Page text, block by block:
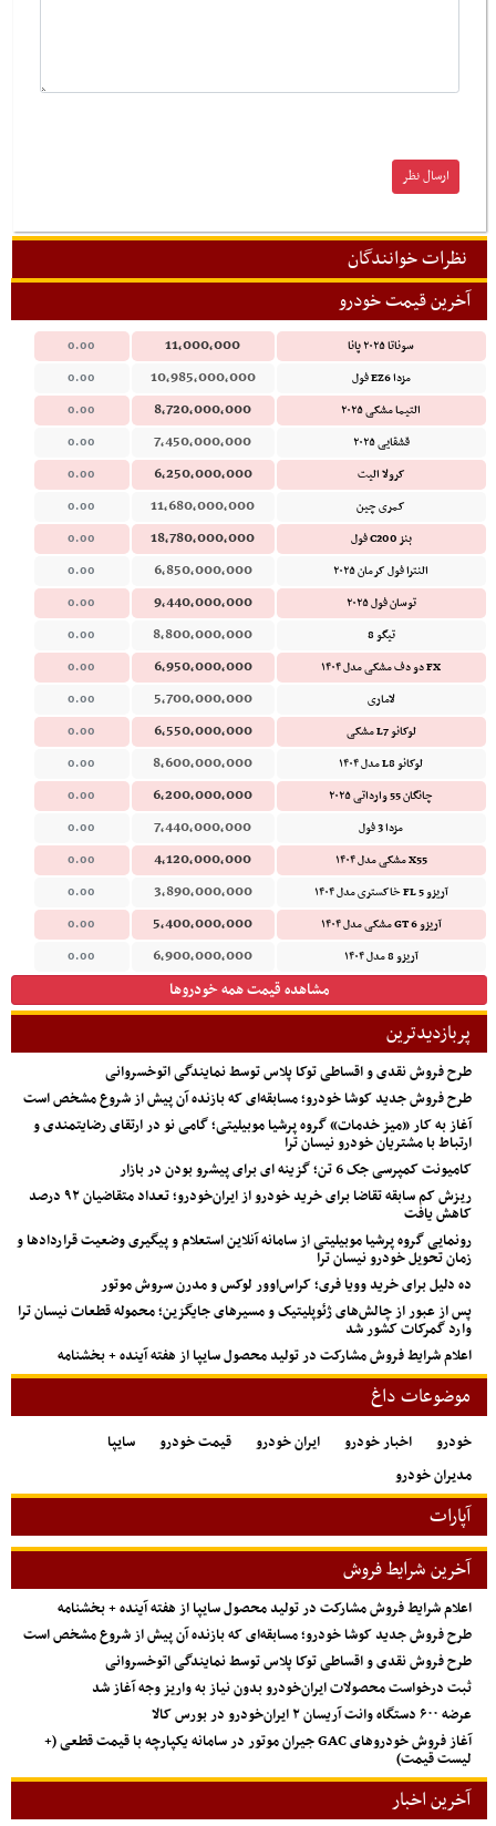
نظرات خوانندگان
آخرین قیمت خودرو
سوناتا ۲۰۲۵ پانا 11,000,000
0.00
مزدا EZ6 فول
10,985,000,000
0.00
التیما مشکی ۲۰۲۵
8,720,000,000
0.00
قشقایی ۲۰۲۵
7,450,000,000
0.00
کرولا الیت
6,250,000,000
0.00
کمری چین
11,680,000,000
0.00
بنز C200 فول
18,780,000,000
0.00
النترا فول کرمان ۲۰۲۵
6,850,000,000
0.00
توسان فول ۲۰۲۵
9,440,000,000
0.00
تیگو 8
8,800,000,000
0.00
FX دو دف مشکی مدل ۱۴۰۴
6,950,000,000
0.00
لاماری
5,700,000,000
0.00
لوکانو L7 مشکی
6,550,000,000
0.00
لوکانو L8 مدل ۱۴۰۴
8,600,000,000
0.00
چانگان 55 وارداتی ۲۰۲۵
6,200,000,000
0.00
مزدا 3 فول
7,440,000,000
0.00
X55 مشکی مدل ۱۴۰۴
4,120,000,000
0.00
آریزو 5 FL خاکستری مدل ۱۴۰۴
3,890,000,000
0.00
آریزو 6 GT مشکی مدل ۱۴۰۴
5,400,000,000
0.00
آریزو 8 مدل ۱۴۰۴
6,900,000,000
0.00
مشاهده قیمت همه خودروها
پربازدیدترین
طرح فروش نقدی و اقساطی توکا پلاس توسط نمایندگی اتوخسروانی
طرح فروش جدید کوشا خودرو؛ مسابقه‌ای که بازنده آن پیش از شروع مشخص است
آغاز به کار «میز خدمات» گروه پرشیا موبیلیتی؛ گامی نو در ارتقای رضایتمندی و
ارتباط با مشتریان خودرو نیسان ترا
کامیونت کمپرسی جک 6 تن؛ گزینه ای برای پیشرو بودن در بازار
ریزش کم‌ سابقه تقاضا برای خرید خودرو از ایران‌خودرو؛ تعداد متقاضیان ۹۲ درصد
کاهش یافت
رونمایی گروه پرشیا موبیلیتی از سامانه آنلاین استعلام و پیگیری وضعیت قراردادها و
زمان تحویل خودرو نیسان ترا
ده دلیل برای خرید وویا فری؛ کراس‌اوور لوکس و مدرن سروش موتور
پس از عبور از چالش‌های ژئوپلیتیک و مسیرهای جایگزین؛ محموله قطعات نیسان ترا
وارد گمرکات کشور شد
اعلام شرایط فروش مشارکت در تولید محصول سایپا از هفته آینده + بخشنامه
موضوعات داغ
خودرو اخبار خودرو ایران خودرو قیمت خودرو
سایپا
مدیران خودرو
آپارات
آخرین شرایط فروش
اعلام شرایط فروش مشارکت در تولید محصول سایپا از هفته آینده + بخشنامه
طرح فروش جدید کوشا خودرو؛ مسابقه‌ای که بازنده آن پیش از شروع مشخص است
طرح فروش نقدی و اقساطی توکا پلاس توسط نمایندگی اتوخسروانی
ثبت درخواست محصولات ایران‌خودرو بدون نیاز به واریز وجه آغاز شد
عرضه ۶۰۰ دستگاه وانت آریسان ۲ ایران‌خودرو در بورس کالا
آغاز فروش خودروهای GAC جیران موتور در سامانه یکپارچه با قیمت قطعی (+
لیست قیمت)
آخرین اخبار